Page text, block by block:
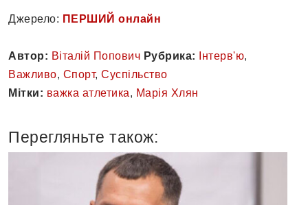
Джерело: ПЕРШИЙ онлайн
Автор: Віталій Попович Рубрика: Інтерв'ю,
Важливо, Спорт, Суспільство
Мітки: важка атлетика, Марія Хлян
Перегляньте також: